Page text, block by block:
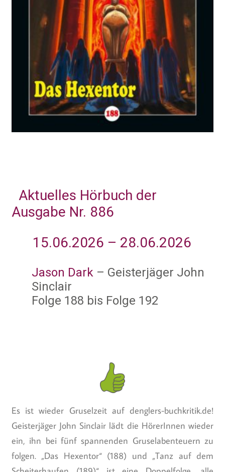
Aktuelles Hörbuch der
Ausgabe Nr. 886
15.06.2026 – 28.06.2026
Jason Dark – Geisterjäger John
Sinclair
Folge 188 bis Folge 192
Es ist wieder Gruselzeit auf denglers-buchkritik.de!
Geisterjäger John Sinclair lädt die HörerInnen wieder
ein, ihn bei fünf spannenden Gruselabenteuern zu
folgen. „Das Hexentor“ (188) und „Tanz auf dem